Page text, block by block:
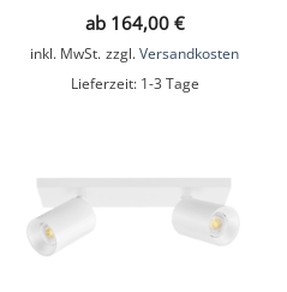
Zubehör (43)
Sale
ab 164,00 €
inkl. MwSt. zzgl. Versandkosten
Lieferzeit: 1-3 Tage